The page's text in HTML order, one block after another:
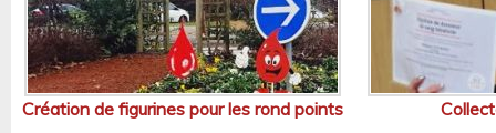
Création de figurines pour les rond points